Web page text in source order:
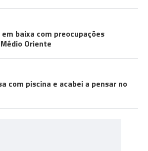
baixa com preocupações
Oriente
com piscina e acabei a pensar no